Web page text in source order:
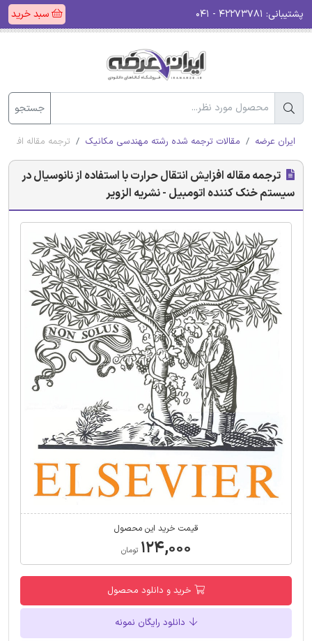
پشتیبانی: سبد خرید
جستجو
ایران عرضه مقالات ترجمه شده رشته مهندسی مکانیک ترجمه مقاله
ترجمه مقاله افزایش انتقال حرارت با استفاده از نانوسیال در
سیستم خنک کننده اتومبیل - نشریه الزویر
قیمت خرید این محصول
۱۲۴,۰۰۰ تومان
خرید و دانلود محصول
دانلود رایگان نمونه